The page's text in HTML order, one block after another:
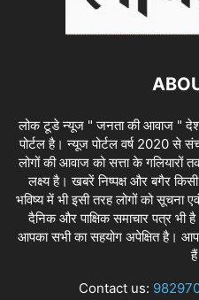
लोक टूडे न्यूज " जनता की आवाज " देश
पोर्टल है। न्यूज पोर्टल वर्ष 2020 से
लोगों की आवाज को सत्ता के गलियारों
लक्ष्य है। खबरें निष्पक्ष और बगैर
भविष्य में भी इसी तरह लोगों को सूचना
दैनिक और पाक्षिक समाचार पत्र भी
आपका सभी का सहयोग अपेक्षित है।
Contact us: